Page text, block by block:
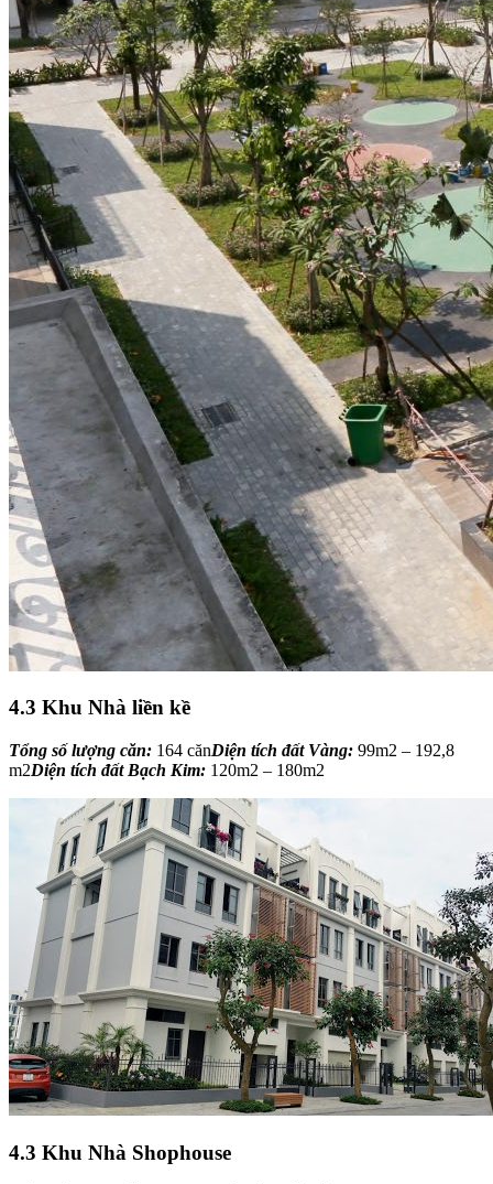
4.3 Khu Nhà liền kề
Tổng số lượng căn: 164 cănDiện tích đất Vàng: 99m2 – 192,8
m2Diện tích đất Bạch Kim: 120m2 – 180m2
4.3 Khu Nhà Shophouse